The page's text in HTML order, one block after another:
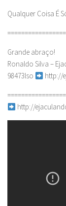
Qualquer Coisa É
Grande abraço!
Ronaldo Silva –
98473lso
http://
http://